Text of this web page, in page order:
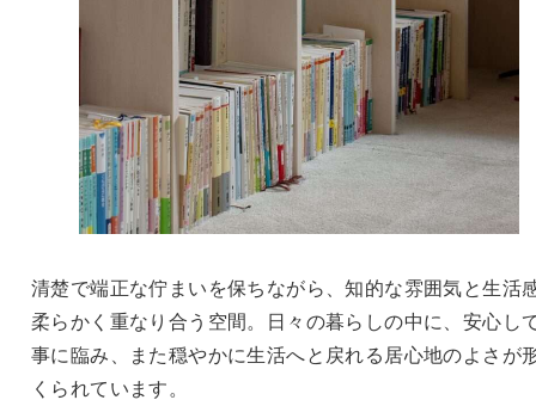
清楚で端正な佇まいを保ちながら、知的な雰囲気と生活
柔らかく重なり合う空間。日々の暮らしの中に、安心し
事に臨み、また穏やかに生活へと戻れる居心地のよさが
くられています。